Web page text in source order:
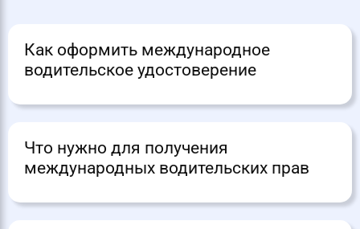
Как оформить международное
водительское удостоверение
Что нужно для получения
международных водительских прав